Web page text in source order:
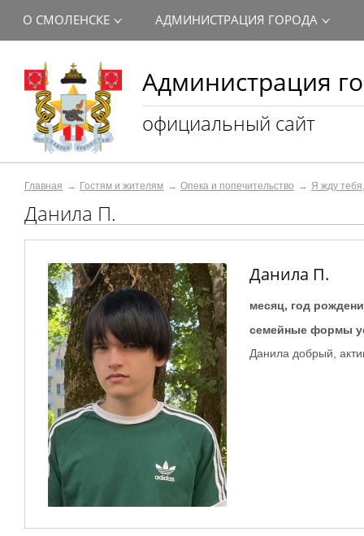
Администрация
официальный сайт
О СМОЛЕНСКЕ АДМИНИСТРАЦИЯ ГОРОДА
Главная Гостям и жителям Опека и попечительство Я жду
Данила П.
Данила П.
месяц, год
семейные формы
Данила добрый,